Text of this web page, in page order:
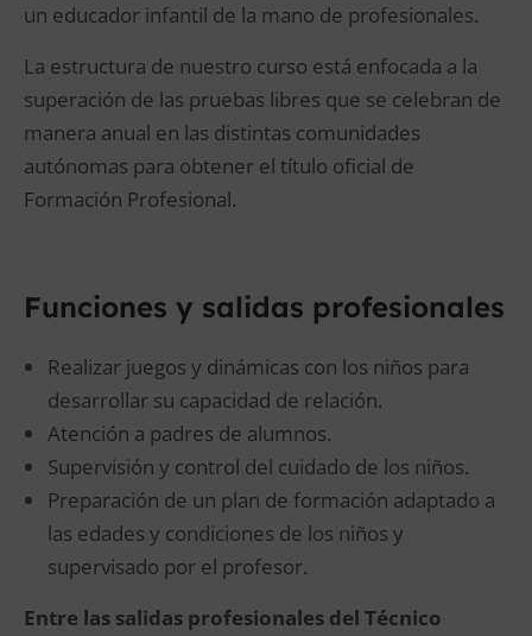
un educador infantil de la mano de profesionales.
La estructura de nuestro curso está enfocada a la
superación de las pruebas libres que se celebran de
manera anual en las distintas comunidades
autónomas para obtener el título oficial de
Formación Profesional.
Funciones y salidas profesionales
Realizar juegos y dinámicas con los niños para
desarrollar su capacidad de relación.
Atención a padres de alumnos.
Supervisión y control del cuidado de los niños.
Preparación de un plan de formación adaptado a
las edades y condiciones de los niños y
supervisado por el profesor.
Entre las salidas profesionales del Técnico